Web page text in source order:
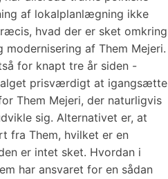
af lokalplanlægning ikke
hvad der er sket omkring
af Them Mejeri.
for knapt tre år siden -
prisværdigt at igangsætte
Them Mejeri, der naturligvis
sig. Alternativet er, at
fra Them, hvilket er en
er intet sket. Hvordan i
har ansvaret for en sådan